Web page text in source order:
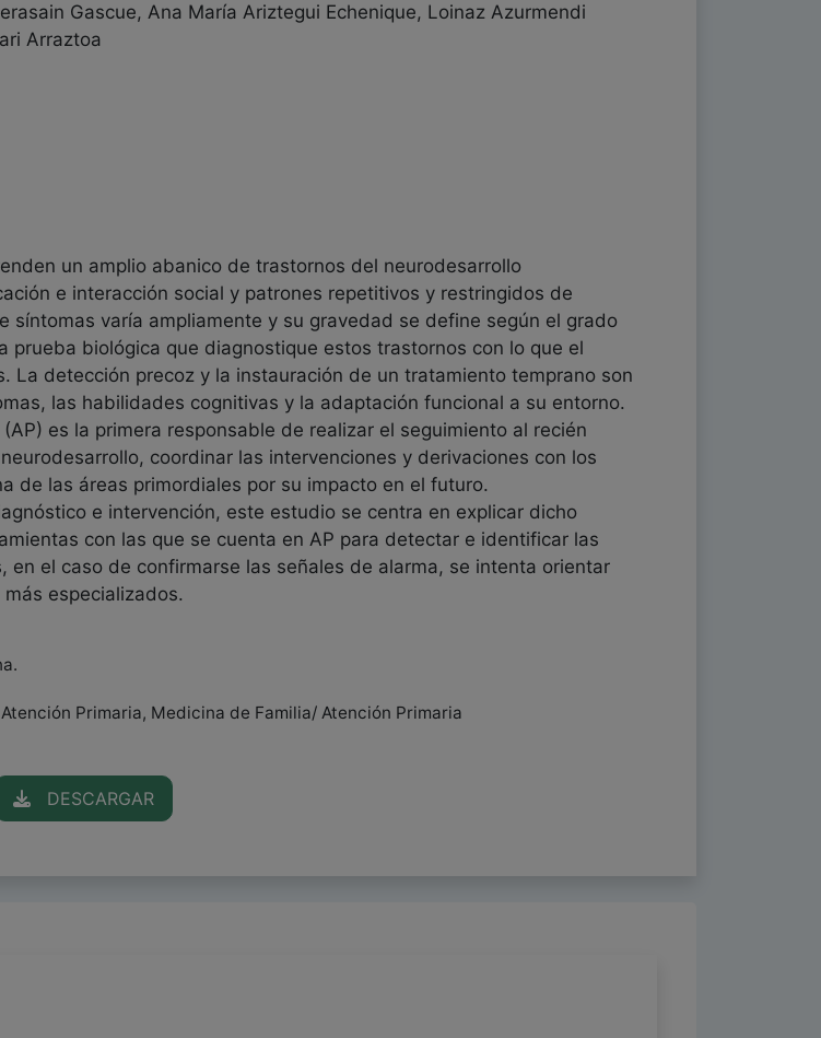
Gascue, Ana María Ariztegui Echenique, Loinaz Azurmendi
Arraztoa
un amplio abanico de trastornos del neurodesarrollo
e interacción social y patrones repetitivos y restringidos de
síntomas varía ampliamente y su gravedad se define según el grado
biológica que diagnostique estos trastornos con lo que el
La detección precoz y la instauración de un tratamiento temprano son
las habilidades cognitivas y la adaptación funcional a su entorno.
es la primera responsable de realizar el seguimiento al recién
coordinar las intervenciones y derivaciones con los
de las áreas primordiales por su impacto en el futuro.
e intervención, este estudio se centra en explicar dicho
con las que se cuenta en AP para detectar e identificar las
el caso de confirmarse las señales de alarma, se intenta orientar
especializados.
Primaria, Medicina de Familia/ Atención Primaria
DESCARGAR